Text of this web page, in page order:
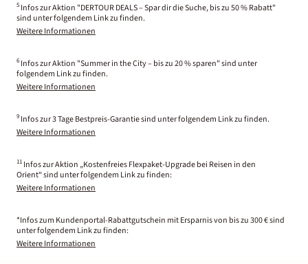
5 Infos zur Aktion "DERTOUR DEALS – Spar dir die Suche, bis zu 50 % Rabatt"
sind unter folgendem Link zu finden.
Weitere Informationen
6 Infos zur Aktion "Summer in the City – bis zu 20 % sparen" sind unter
folgendem Link zu finden.
Weitere Informationen
9 Infos zur 3 Tage Bestpreis-Garantie sind unter folgendem Link zu finden.
Weitere Informationen
11 Infos zur Aktion „Kostenfreies Flexpaket-Upgrade bei Reisen in den
Orient“ sind unter folgendem Link zu finden:
Weitere Informationen
*Infos zum Kundenportal-Rabattgutschein mit Ersparnis von bis zu 300 € sind
unter folgendem Link zu finden:
Weitere Informationen